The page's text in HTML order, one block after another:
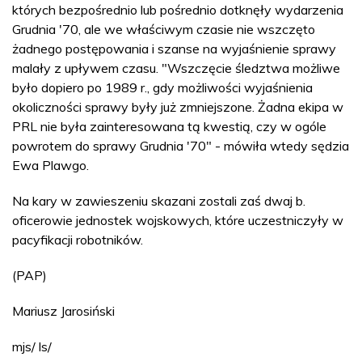
których bezpośrednio lub pośrednio dotknęły wydarzenia
Grudnia '70, ale we właściwym czasie nie wszczęto
żadnego postępowania i szanse na wyjaśnienie sprawy
malały z upływem czasu. "Wszczęcie śledztwa możliwe
było dopiero po 1989 r., gdy możliwości wyjaśnienia
okoliczności sprawy były już zmniejszone. Żadna ekipa w
PRL nie była zainteresowana tą kwestią, czy w ogóle
powrotem do sprawy Grudnia '70" - mówiła wtedy sędzia
Ewa Plawgo.
Na kary w zawieszeniu skazani zostali zaś dwaj b.
oficerowie jednostek wojskowych, które uczestniczyły w
pacyfikacji robotników.
(PAP)
Mariusz Jarosiński
mjs/ ls/